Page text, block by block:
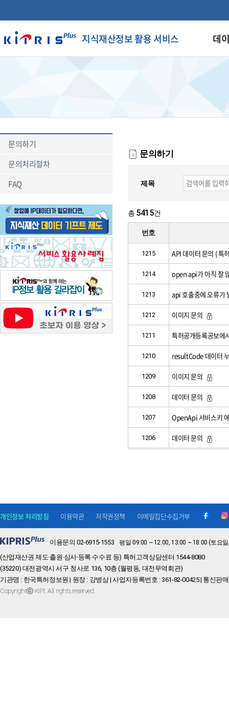
지식재산정보 활용 서비스 데
문의하기
문의처리철차
FAQ
문의하기
제목
총 5415건
번호
1215 API 데이터 문의 ( 특
1214 open api가 아직 잘
1213 api 호출중에 오류가
1212 이미지 문의
1211 특허공개등록공보에
1210 resultCode 데이터
1209 이미지 문의
1208 데이터 문의
1207 OpenApi 서비스키
1206 데이터 문의
이용문의 02-6915-1553 평일 09:00 ~ 12:00, 13:00 ~ 18:00 (토요
(산업재산권 제도·출원·심사·등록·수수료 등) 특허고객상담센터 1544-8080
(35220) 대전광역시 서구 청사로 136, 10층 (월평동, 대전무역회관)
기관명 : 한국특허정보원 | 원장 : 강병삼 | 사업자등록번호 : 361-82-00425 | 통신판
Copyrightⓒ KIPI. All rights reserved.
개인정보 처리방침 이용약관 저작권정책 이메일집단수집거부